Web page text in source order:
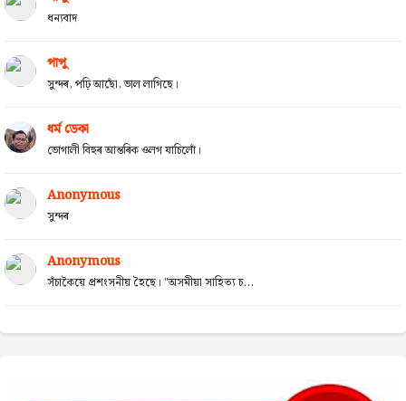
ধন্যবাদ
পাপু
সুন্দৰ, পঢ়ি আছোঁ, ভাল লাগিছে।
ধৰ্ম ডেকা
ভোগালী বিহুৰ আন্তৰিক ওলগ যাচিলোঁ।
Anonymous
সুন্দৰ
Anonymous
সঁচাকৈয়ে প্ৰশংসনীয় হৈছে। "অসমীয়া সাহিত্য চ...